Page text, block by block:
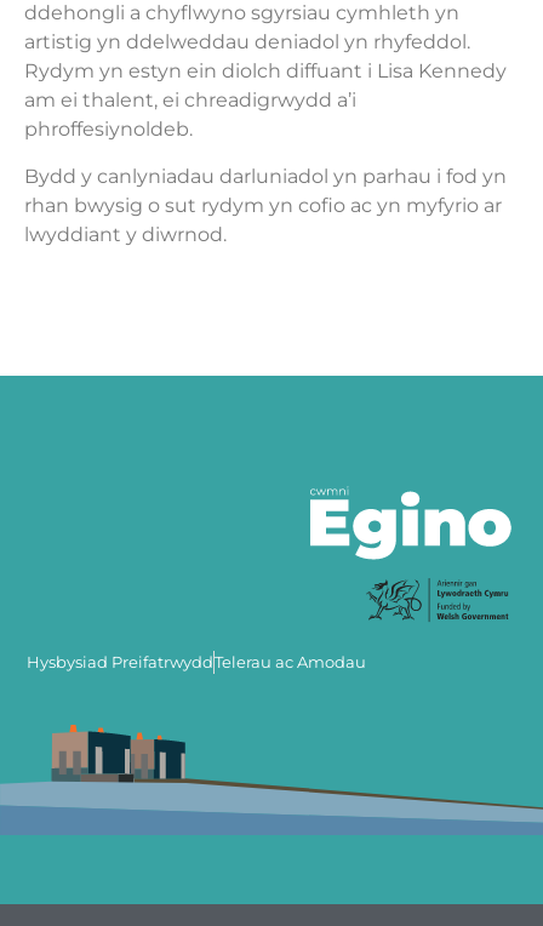
ddehongli a chyflwyno sgyrsiau cymhleth yn
artistig yn ddelweddau deniadol yn rhyfeddol.
Rydym yn estyn ein diolch diffuant i Lisa Kennedy
am ei thalent, ei chreadigrwydd a’i
phroffesiynoldeb.
Bydd y canlyniadau darluniadol yn parhau i fod yn
rhan bwysig o sut rydym yn cofio ac yn myfyrio ar
lwyddiant y diwrnod.
Hysbysiad PreifatrwyddTelerau ac Amodau